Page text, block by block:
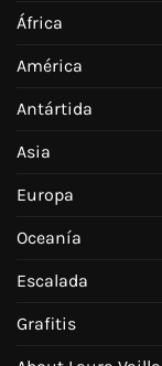
África
América
Antártida
Asia
Europa
Oceanía
Escalada
Grafitis